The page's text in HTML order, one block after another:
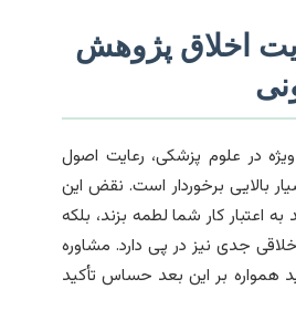
اخلاق پژوهش
در علوم پزشکی، رعایت اصول
بالایی برخوردار است. نقض این
اعتبار کار شما لطمه بزند، بلکه
جدی نیز در پی دارد. مشاوره
همواره بر این بعد حساس تأکید